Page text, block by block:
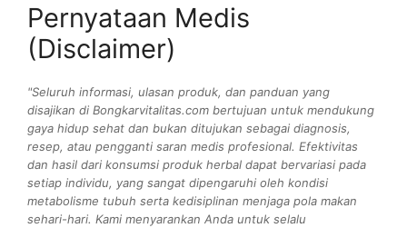
Pernyataan Medis
(Disclaimer)
"Seluruh informasi, ulasan produk, dan panduan yang
disajikan di Bongkarvitalitas.com bertujuan untuk mendukung
gaya hidup sehat dan bukan ditujukan sebagai diagnosis,
resep, atau pengganti saran medis profesional. Efektivitas
dan hasil dari konsumsi produk herbal dapat bervariasi pada
setiap individu, yang sangat dipengaruhi oleh kondisi
metabolisme tubuh serta kedisiplinan menjaga pola makan
sehari-hari. Kami menyarankan Anda untuk selalu